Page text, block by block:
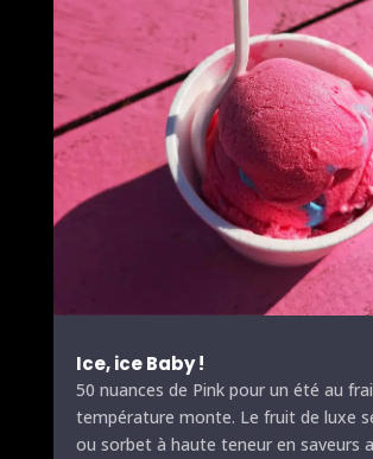
Ice, ice Baby !
50 nuances de Pink pour un été au
température monte. Le fruit de luxe
ou sorbet à haute teneur en saveurs